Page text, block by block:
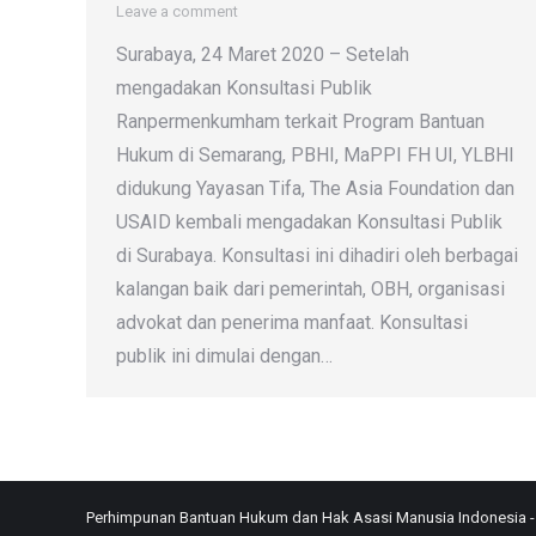
Leave a comment
Surabaya, 24 Maret 2020 – Setelah
mengadakan Konsultasi Publik
Ranpermenkumham terkait Program Bantuan
Hukum di Semarang, PBHI, MaPPI FH UI, YLBHI
didukung Yayasan Tifa, The Asia Foundation dan
USAID kembali mengadakan Konsultasi Publik
di Surabaya. Konsultasi ini dihadiri oleh berbagai
kalangan baik dari pemerintah, OBH, organisasi
advokat dan penerima manfaat. Konsultasi
publik ini dimulai dengan…
Perhimpunan Bantuan Hukum dan Hak Asasi Manusia Indonesia